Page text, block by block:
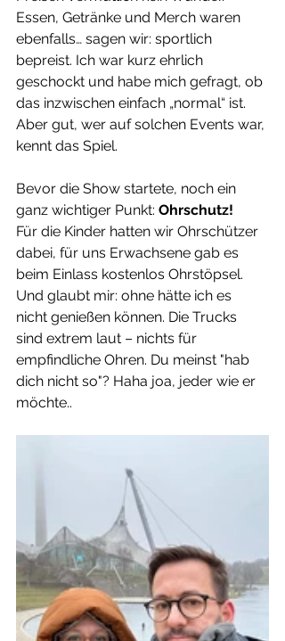
Essen, Getränke und Merch waren
ebenfalls… sagen wir: sportlich
bepreist. Ich war kurz ehrlich
geschockt und habe mich gefragt, ob
das inzwischen einfach „normal“ ist.
Aber gut, wer auf solchen Events war,
kennt das Spiel.
Bevor die Show startete, noch ein
ganz wichtiger Punkt: Ohrschutz!
Für die Kinder hatten wir Ohrschützer
dabei, für uns Erwachsene gab es
beim Einlass kostenlos Ohrstöpsel.
Und glaubt mir: ohne hätte ich es
nicht genießen können. Die Trucks
sind extrem laut – nichts für
empfindliche Ohren. Du meinst "hab
dich nicht so"? Haha joa, jeder wie er
möchte..